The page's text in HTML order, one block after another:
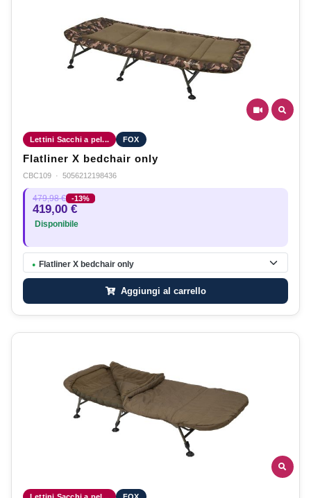
Lettini Sacchi a pel... FOX
Flatliner X bedchair only
CBC109 · 5056212198436
479,98 € -13%
419,00 €
Disponibile
● Flatliner X bedchair only
Aggiungi al carrello